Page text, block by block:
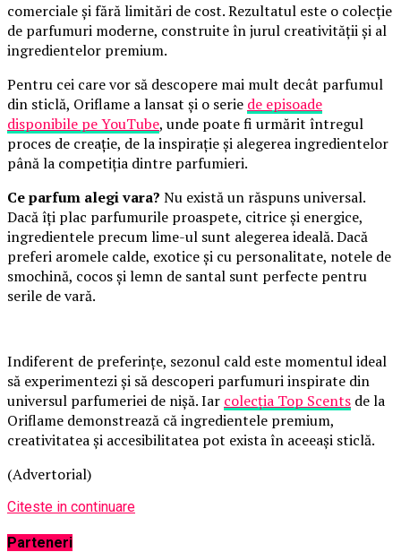
comerciale și fără limitări de cost. Rezultatul este o colecție
de parfumuri moderne, construite în jurul creativității și al
ingredientelor premium.
Pentru cei care vor să descopere mai mult decât parfumul
din sticlă, Oriflame a lansat și o serie de episoade
disponibile pe YouTube, unde poate fi urmărit întregul
proces de creație, de la inspirație și alegerea ingredientelor
până la competiția dintre parfumieri.
Ce parfum alegi vara? Nu există un răspuns universal.
Dacă îți plac parfumurile proaspete, citrice și energice,
ingredientele precum lime-ul sunt alegerea ideală. Dacă
preferi aromele calde, exotice și cu personalitate, notele de
smochină, cocos și lemn de santal sunt perfecte pentru
serile de vară.
Indiferent de preferințe, sezonul cald este momentul ideal
să experimentezi și să descoperi parfumuri inspirate din
universul parfumeriei de nișă. Iar colecția Top Scents de la
Oriflame demonstrează că ingredientele premium,
creativitatea și accesibilitatea pot exista în aceeași sticlă.
(Advertorial)
Citeste in continuare
Parteneri